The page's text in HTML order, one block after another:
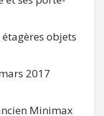
objets
2017
Minimax